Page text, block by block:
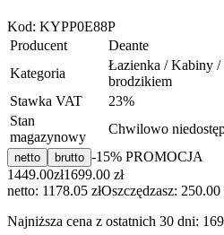
Kod: KYPP0E88P
Producent
Deante
Kategoria
Łazienka / Kabiny
brodzikiem
Stawka VAT
23%
Stan
magazynowy
Chwilowo
netto brutto -15% PROMOCJA
1449.00zł1699.00 zł
netto: 1178.05 złOszczędzasz: 250.00
Najniższa cena z ostatnich 30 dni: